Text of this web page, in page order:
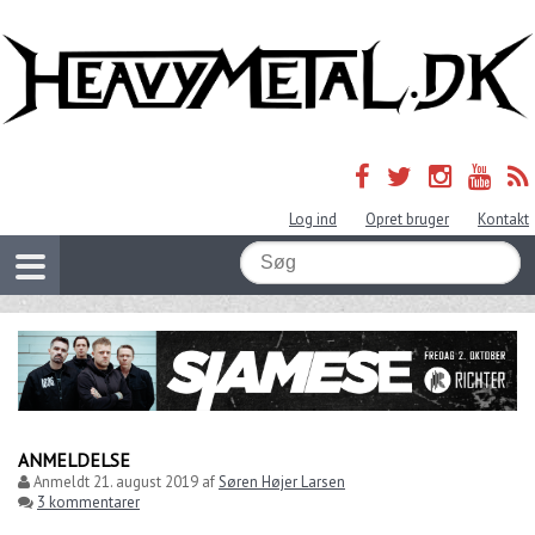
Log ind Opret bruger Kontakt
ANMELDELSE
Anmeldt 21. august 2019 afSøren Højer Larsen
3 kommentarer